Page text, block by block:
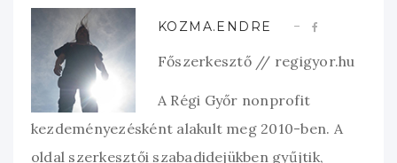
KOZMA.ENDRE
Főszerkesztő // regigyor.hu
A Régi Győr nonprofit
kezdeményezésként alakult meg 2010-ben. A
oldal szerkesztői szabadidejükben gyűjtik,